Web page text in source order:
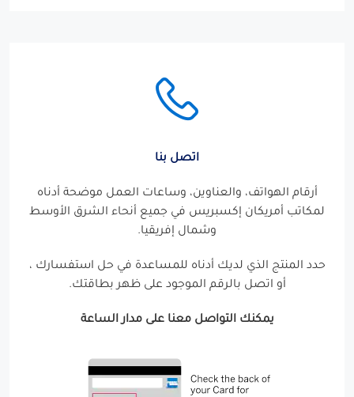
اتصل بنا
أرقام الهواتف، والعناوين، وساعات العمل موضحة أدناه
لمكاتب أمريكان إكسبريس في جميع أنحاء الشرق الأوسط
وشمال إفريقيا.
حدد المنتج الذي لديك أدناه للمساعدة في حل استفسارك ،
أو اتصل بالرقم الموجود على ظهر بطاقتك.
يمكنك التواصل معنا على مدار الساعة